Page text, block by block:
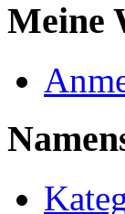
Meine